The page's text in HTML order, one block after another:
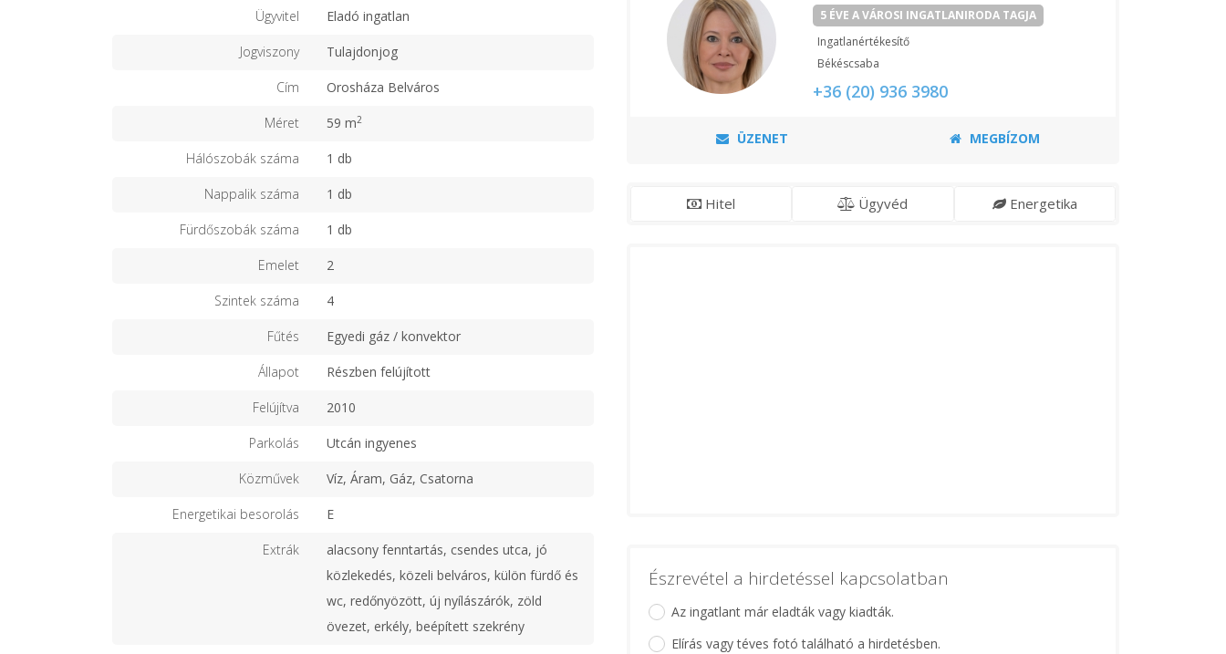
Ügyvitel Eladó ingatlan
Jogviszony Tulajdonjog
Cím Orosháza Belváros
Méret 59 m2
Hálószobák száma 1 db
Nappalik száma 1 db
Fürdőszobák száma 1 db
Emelet 2
Szintek száma 4
Fűtés Egyedi gáz / konvektor
Állapot Részben felújított
Felújítva 2010
Parkolás Utcán ingyenes
Közművek Víz, Áram, Gáz, Csatorna
Energetikai besorolás E
Extrák
alacsony fenntartás, csendes utca, jó
közlekedés, közeli belváros, külön fürdő és
wc, redőnyözött, új nyílászárók, zöld
övezet, erkély, beépített szekrény
5 ÉVE A VÁROSI INGATLANIRODA TAGJA
Ingatlanértékesítő
Békéscsaba
+36 (20) 936 3980
ÜZENET MEGBÍZOM
Hitel Ügyvéd Energetika
Észrevétel a hirdetéssel kapcsolatban
Az ingatlant már eladták vagy kiadták.
Elírás vagy téves fotó található a hirdetésben.